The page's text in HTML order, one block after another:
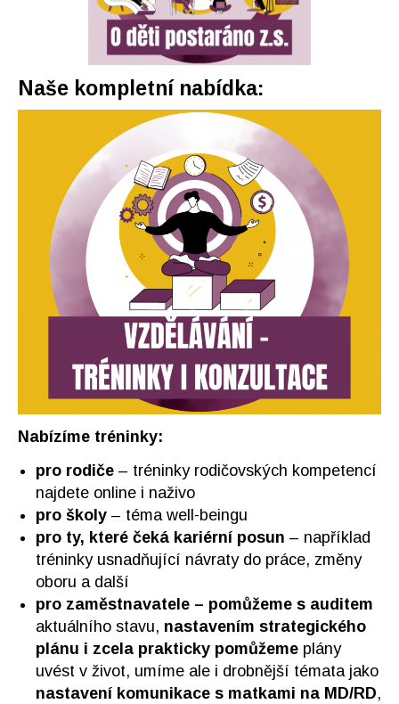
Naše kompletní nabídka:
Nabízíme tréninky:
pro rodiče – tréninky rodičovských kompetencí
najdete online i naživo
pro školy – téma well-beingu
pro ty, které čeká kariérní posun – například
tréninky usnadňující návraty do práce, změny
oboru a další
pro zaměstnavatele – pomůžeme s auditem
aktuálního stavu, nastavením strategického
plánu i zcela prakticky pomůžeme plány
uvést v život, umíme ale i drobnější témata jako
nastavení komunikace s matkami na MD/RD,